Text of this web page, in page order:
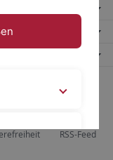
RSS-Feed